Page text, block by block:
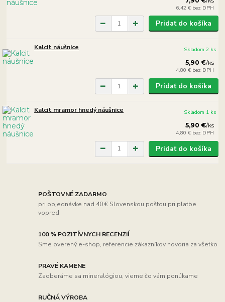
6,42 € bez DPH
Pridať do košíka
Kalcit náušnice
5,90 €/ks
4,80 € bez DPH
Skladom 2 ks
Pridať do košíka
Kalcit mramor hnedý náušnice
5,90 €/ks
4,80 € bez DPH
Skladom 1 ks
Pridať do košíka
POŠTOVNÉ ZADARMO
pri objednávke nad 40 € Slovenskou poštou pri platbe
vopred
100 % POZITÍVNYCH RECENZIÍ
Sme overený e-shop, referencie zákazníkov hovoria za všetko
PRAVÉ KAMENE
Zaoberáme sa mineralógiou, vieme čo vám ponúkame
RUČNÁ VÝROBA